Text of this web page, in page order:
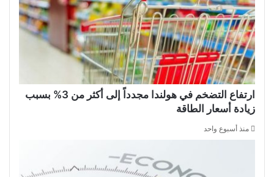
ارتفاع التضخم في هولندا مجدداً إلى أكثر من 3% بسبب
زيادة أسعار الطاقة
منذ أسبوع واحد